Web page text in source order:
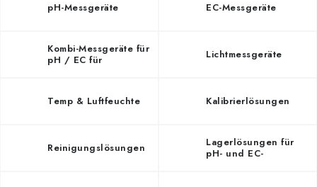
pH-Messgeräte EC-Messgeräte
Kombi-Messgeräte für
pH / EC für
Lichtmessgeräte
Temp & Luftfeuchte Kalibrierlösungen
Reinigungslösungen
Lagerlösungen für
pH- und EC-